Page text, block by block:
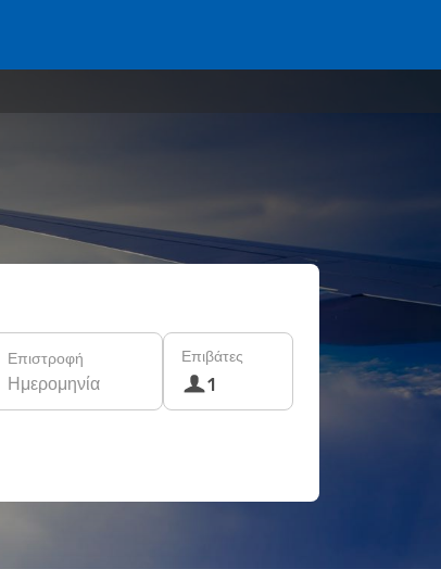
Επιστροφή
Ημερομηνία
Επιβάτες
1